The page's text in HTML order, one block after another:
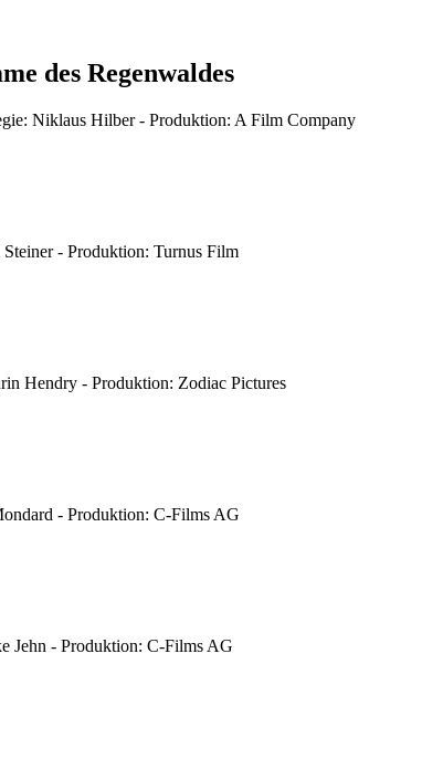
des Regenwaldes
Niklaus Hilber - Produktion: A Film Company
- Produktion: Turnus Film
Hendry - Produktion: Zodiac Pictures
- Produktion: C-Films AG
Jehn - Produktion: C-Films AG